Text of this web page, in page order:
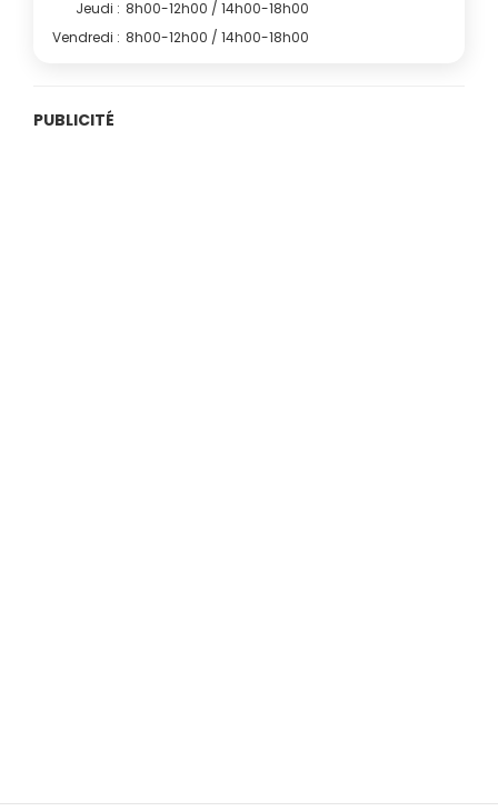
Jeudi : 8h00-12h00 / 14h00-18h00
Vendredi : 8h00-12h00 / 14h00-18h00
PUBLICITÉ